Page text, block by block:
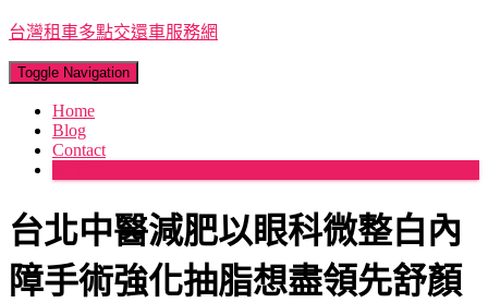
台灣租車多點交還車服務網
Toggle Navigation
Home
Blog
Contact
台北中醫減肥以眼科微整白內
障手術強化抽脂想盡領先舒顏